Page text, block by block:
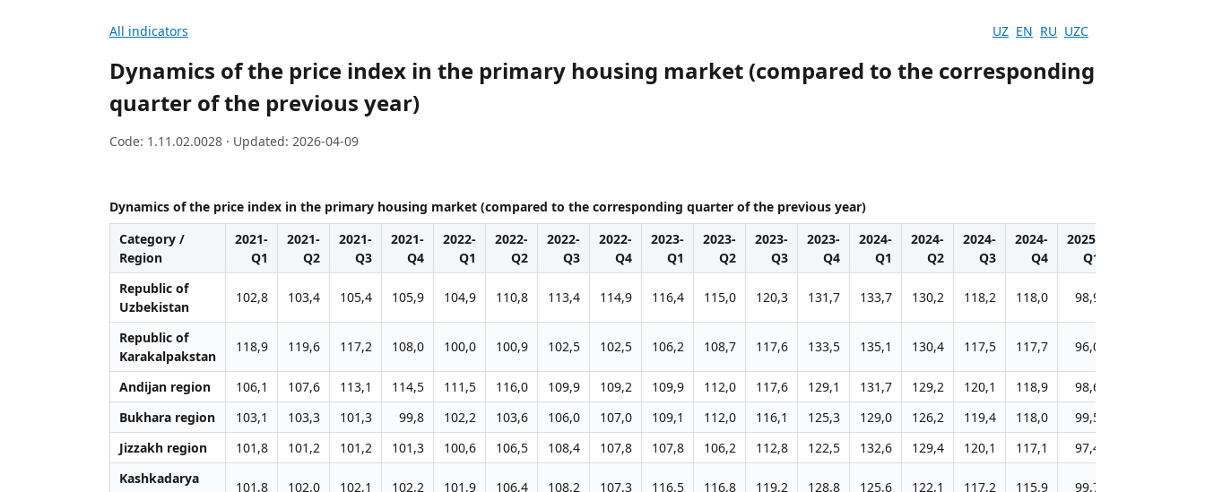
All indicators UZ EN RU UZC
Dynamics of the price index in the primary housing market (compared to the corresponding
quarter of the previous year)
Code: 1.11.02.0028 · Updated: 2026-04-09
Dynamics of the price index in the primary housing market (compared to the corresponding quarter of the previous year)
Category /
Region
2021-
Q1
2021-
Q2
2021-
Q3
2021-
Q4
2022-
Q1
2022-
Q2
2022-
Q3
2022-
Q4
2023-
Q1
2023-
Q2
2023-
Q3
2023-
Q4
2024-
Q1
2024-
Q2
2024-
Q3
2024-
Q4
2025-
Q1
Republic of
Uzbekistan
102,8 103,4 105,4 105,9 104,9 110,8 113,4 114,9 116,4 115,0 120,3 131,7 133,7 130,2 118,2 118,0 98,9
Republic of
Karakalpakstan
118,9 119,6 117,2 108,0 100,0 100,9 102,5 102,5 106,2 108,7 117,6 133,5 135,1 130,4 117,5 117,7 96,0
Andijan region 106,1 107,6 113,1 114,5 111,5 116,0 109,9 109,2 109,9 112,0 117,6 129,1 131,7 129,2 120,1 118,9 98,6
Bukhara region
103,1 103,3 101,3 99,8 102,2 103,6 106,0 107,0 109,1 112,0 116,1 125,3 129,0 126,2 119,4 118,0 99,5
Jizzakh region
101,8 101,2 101,2 101,3 100,6 106,5 108,4 107,8 107,8 106,2 112,8 122,5 132,6 129,4 120,1 117,1 97,4
Kashkadarya
101,8 102,0 102,1 102,2 101,9 106,4 108,2 107,3 116,5 116,8 119,2 128,8 125,6 122,1 117,2 115,9 99,7